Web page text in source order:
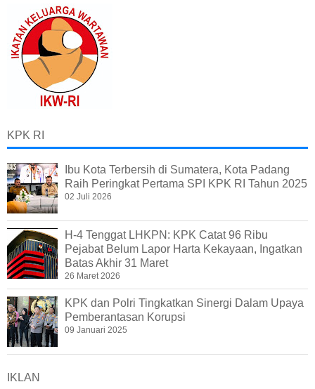
KPK RI
Ibu Kota Terbersih di Sumatera, Kota Padang
Raih Peringkat Pertama SPI KPK RI Tahun 2025
02 Juli 2026
H-4 Tenggat LHKPN: KPK Catat 96 Ribu
Pejabat Belum Lapor Harta Kekayaan, Ingatkan
Batas Akhir 31 Maret
26 Maret 2026
KPK dan Polri Tingkatkan Sinergi Dalam Upaya
Pemberantasan Korupsi
09 Januari 2025
IKLAN